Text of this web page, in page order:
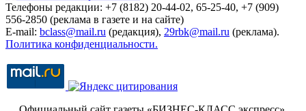
Телефоны редакции: +7 (8182) 20-44-02, 65-25-40, +7 (909)
556-2850 (реклама в газете и на сайте)
E-mail: bclass@mail.ru (редакция), 29rbk@mail.ru (реклама).
Политика конфиденциальности.